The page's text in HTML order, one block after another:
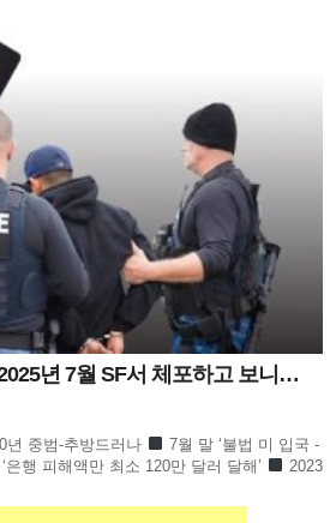
년 7월 SF서 체포하고 보니…
년 중범-추방드러나
7월 말 ‘불법 미 입국 -
은행 피해액만 최소 120만 달러 달해’
2023